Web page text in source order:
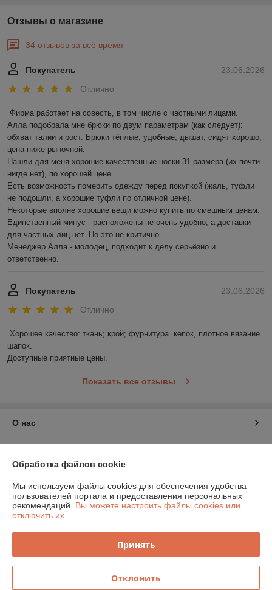
Отзывы о магазине
34 отзывов за всё время
23.06.2026
Покупатель
Отлично
Фирма работает на совесть, в том числе с частными лицами.
Алла подобрала мне брюки по двум параметрам (как следует):
обхват талии и рост. Брюки тёплые, удобные, дышат, сидят хорошо,
цена ниже рыночной.
Нашли для меня хорошие качественные носки 31 размера (их почти
нигде нет), по хорошей цене.
Есть возможность померить одежду перед покупкой (жаль, туфли
не подошли, а хорошие туфли по отличной цене).
Некоторые вполне хорошие вещи можно купить по смешным ценам.
Единственный минус - расположены не очень удобно, а доставки
для частных лиц нет. Но это не критично.
Менеджер Алла - молодец, подходит к делу серьёзно и
ответственно.
23.06.2026
Покупатель
Отлично
Хорошее качество: ткань; крой; фурнитура  кепок, плотное вязание
шапок.
Доступные приятные цены.
Показать все отзывы
О нас
График работы
Политика обработки cookies
Обработка файлов cookie
Мы используем файлы cookies для обеспечения удобства
пользователей портала и предоставления персональных
рекомендаций. Вы можете настроить файлы cookies или
отключить их.
Принять
Отклонить